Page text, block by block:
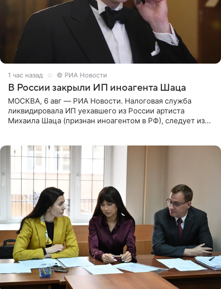
1 час назад © РИА Новости
В России закрыли ИП иноагента Шаца
МОСКВА, 6 авг — РИА Новости. Налоговая служба
ликвидировала ИП уехавшего из России артиста
Михаила Шаца (признан иноагентом в РФ), следует из